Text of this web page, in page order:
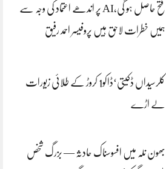
فتح حاصل ہو گی،AI پر اندھے اعتماد کی وجہ سے
ہمیں خطرات لاحق ہیں پروفیسر احمد رفیق
کلرسیداں ڈکیتی‘ڈاکو1 کروڑ کے طلائی زیورات
لے اڑے
بھون نلہ میں افسوسناک حادثہ — بزرگ شخص